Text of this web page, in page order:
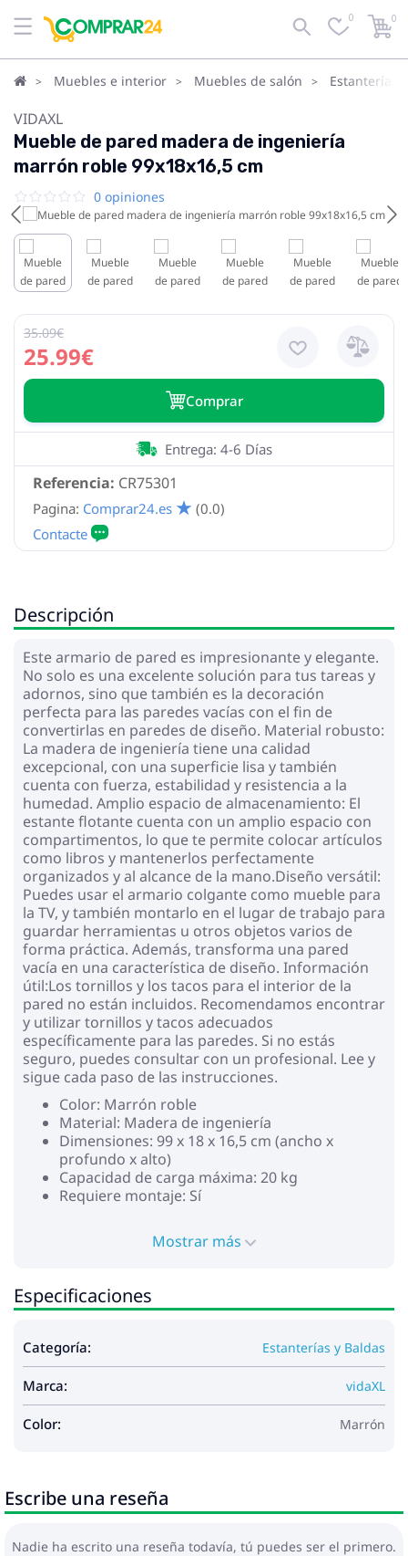
0 0
Muebles e interior Muebles de salón Estanterías
VIDAXL
Mueble de pared madera de ingeniería
marrón roble 99x18x16,5 cm
0 opiniones
25.99€
35.09€
Сomprar
Referencia: CR75301
Entrega: 4-6 Días
Pagina: Comprar24.es (0.0)
Descripción
Este armario de pared es impresionante y elegante.
No solo es una excelente solución para tus tareas y
adornos, sino que también es la decoración
perfecta para las paredes vacías con el fin de
convertirlas en paredes de diseño. Material robusto:
La madera de ingeniería tiene una calidad
excepcional, con una superficie lisa y también
cuenta con fuerza, estabilidad y resistencia a la
humedad. Amplio espacio de almacenamiento: El
estante flotante cuenta con un amplio espacio con
compartimentos, lo que te permite colocar artículos
como libros y mantenerlos perfectamente
organizados y al alcance de la mano.Diseño versátil:
Puedes usar el armario colgante como mueble para
la TV, y también montarlo en el lugar de trabajo para
guardar herramientas u otros objetos varios de
forma práctica. Además, transforma una pared
vacía en una característica de diseño. Información
útil:Los tornillos y los tacos para el interior de la
pared no están incluidos. Recomendamos encontrar
y utilizar tornillos y tacos adecuados
específicamente para las paredes. Si no estás
seguro, puedes consultar con un profesional. Lee y
sigue cada paso de las instrucciones.
Color: Marrón roble
Material: Madera de ingeniería
Dimensiones: 99 x 18 x 16,5 cm (ancho x
profundo x alto)
Capacidad de carga máxima: 20 kg
Requiere montaje: Sí
Mostrar más
Especificaciones
Categoría: Estanterías y Baldas
Marca: vidaXL
Color: Marrón
Escribe una reseña
Nadie ha escrito una reseña todavía, tú puedes ser el primero.